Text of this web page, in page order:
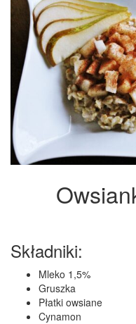
Składniki:
Mleko 1,5%
Gruszka
Płatki owsiane
Cynamon